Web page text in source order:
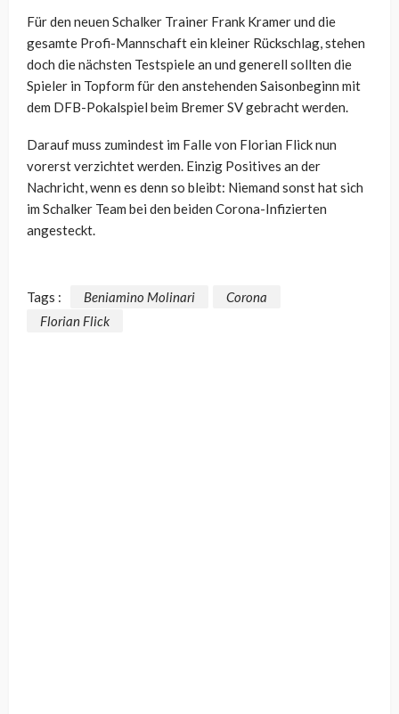
Für den neuen Schalker Trainer Frank Kramer und die
gesamte Profi-Mannschaft ein kleiner Rückschlag, stehen
doch die nächsten Testspiele an und generell sollten die
Spieler in Topform für den anstehenden Saisonbeginn mit
dem DFB-Pokalspiel beim Bremer SV gebracht werden.
Darauf muss zumindest im Falle von Florian Flick nun
vorerst verzichtet werden. Einzig Positives an der
Nachricht, wenn es denn so bleibt: Niemand sonst hat sich
im Schalker Team bei den beiden Corona-Infizierten
angesteckt.
Tags : Beniamino Molinari
Corona
Florian Flick